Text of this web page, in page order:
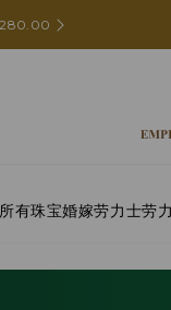
所有珠宝婚嫁劳力士劳